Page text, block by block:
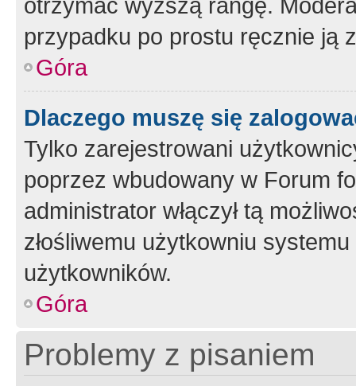
przypadku po prostu ręcznie ją
Góra
Dlaczego muszę się
Tylko zarejestrowani
poprzez wbudowany w Forum
administrator włączył tą
złośliwemu użytkowniu
użytkowników.
Góra
Problemy z pisaniem